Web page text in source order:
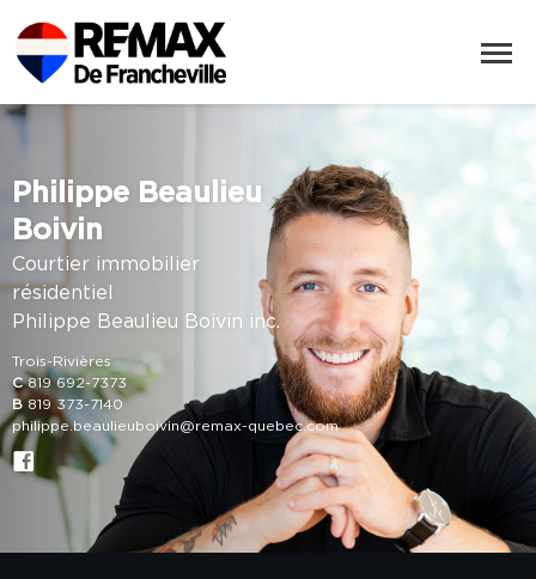
Philippe Beaulieu
Boivin
Courtier immobilier
résidentiel
Philippe Beaulieu Boivin inc.
Trois-Rivières
C 819 692-7373
B 819 373-7140
philippe.beaulieuboivin@remax-quebec.com